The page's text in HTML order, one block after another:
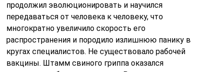
продолжил эволюционировать и научился
передаваться от человека к человеку, что
многократно увеличило скорость его
распространения и породило излишнюю панику в
кругах специалистов. Не существовало рабочей
вакцины. Штамм свиного гриппа оказался